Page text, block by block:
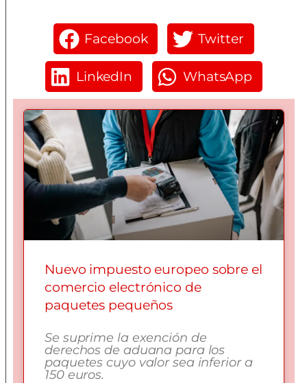
Facebook Twitter
LinkedIn WhatsApp
Nuevo impuesto europeo sobre el
comercio electrónico de
paquetes pequeños
Se suprime la exención de
derechos de aduana para los
paquetes cuyo valor sea inferior a
150 euros.